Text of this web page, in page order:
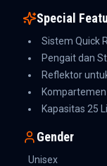
Special
Sistem Quick
Pengait dan
Reflektor
Kapasitas 25
Gender
Unisex